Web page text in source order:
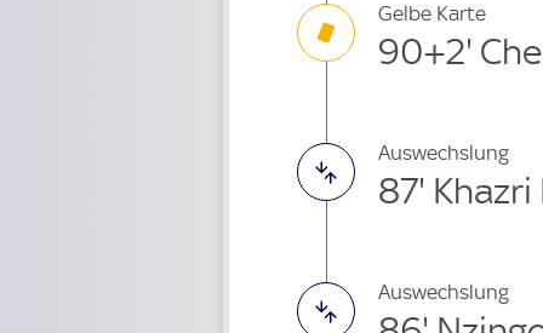
Gelbe Karte
90+2'
Auswechslung
87' Khazri
Auswechslung